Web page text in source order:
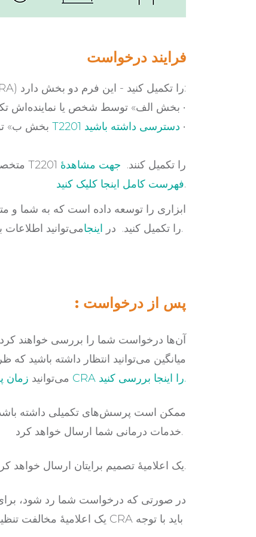
فرایند درخواست
برای درخواست باید فرم T2201 «سازمان درآمد کانادا» (CRA) را تکمیل کنید - این فرم دو بخش دارد:
«بخش الف» توسط شخص یا نماینده‌اش تکمیل می‌شود •
«بخش ب»
از اینجا به فرم T2201 دسترسی داشته باشید •
متخصصان خدمات درمانی گوناگونی هستند که می‌توانند این بخش از T2201 را تکمیل کنند. جهت مشاهدهٔ
فهرست کامل اینجا کلیک کنید.
TT2201 را تکمیل کنید. در اینجا می‌توانید اطلاعات بیشتری دربارهٔ این ابزار کسب کنید.
: پس از درخواست
میانگین می‌توانید انتظار داشته
می‌توانید
زمان پردازش CRA را اینجا بررسی کنید.
خدمات درمانی شما ارسال خواهد کرد.
CRA یک اعلامیهٔ تصمیم برایتان ارسال خواهد کرد تا از وضعیت احراز صلاحیت خود اطلاع یابید.